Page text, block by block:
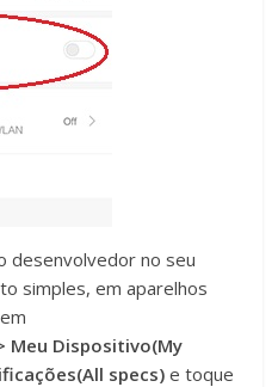
desenvolvedor no seu
simples, em aparelhos
Meu Dispositivo(My
specs)e toque